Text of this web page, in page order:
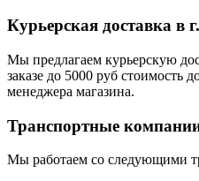
Курьерская доставка в
Мы предлагаем курьерскую
заказе до 5000 руб стоимость
менеджера магазина.
Транспортные
Мы работаем со следующими